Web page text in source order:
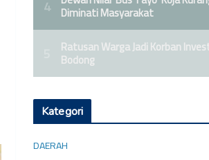
Kategori
DAERAH